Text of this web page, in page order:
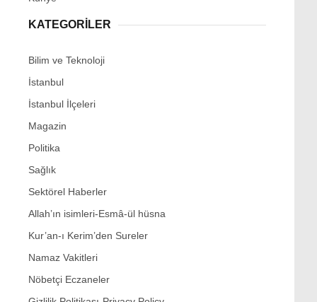
KATEGORİLER
Bilim ve Teknoloji
İstanbul
İstanbul İlçeleri
Magazin
Politika
Sağlık
Sektörel Haberler
Allah’ın isimleri-Esmâ-ül hüsna
Kur’an-ı Kerim’den Sureler
Namaz Vakitleri
Nöbetçi Eczaneler